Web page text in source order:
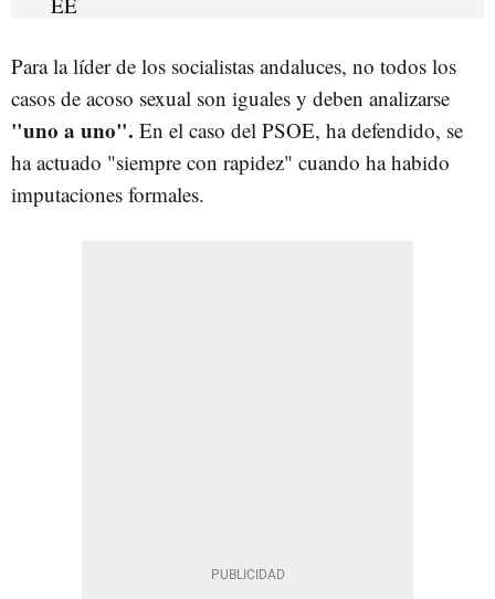
Para la líder de los socialistas andaluces, no todos los
casos de acoso sexual son iguales y deben analizarse
"uno a uno". En el caso del PSOE, ha defendido, se
ha actuado "siempre con rapidez" cuando ha habido
imputaciones formales.